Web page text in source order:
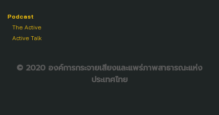
Podcast
The Active
Active Talk
© 2020 องค์การกระจายเสียงและแพร่ภาพสาธารณะแห่ง
ประเทศไทย